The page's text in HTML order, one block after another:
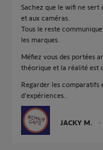
Sachez que le wifi ne
et aux caméras.
Tous le reste
les marques.
Méfiez vous des portées
théorique et la réalité est
Regarder les comparatifs
d'expériences..
JACKY M.